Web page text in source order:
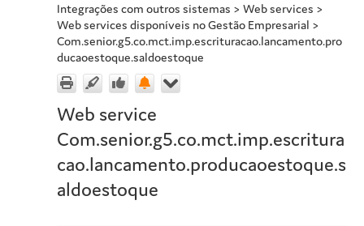
Integrações com outros sistemas > Web services >
Web services disponíveis no Gestão Empresarial >
Com.senior.g5.co.mct.imp.escrituracao.lancamento.pro
ducaoestoque.saldoestoque
Web service
Com.senior.g5.co.mct.imp.escritura
cao.lancamento.producaoestoque.s
aldoestoque